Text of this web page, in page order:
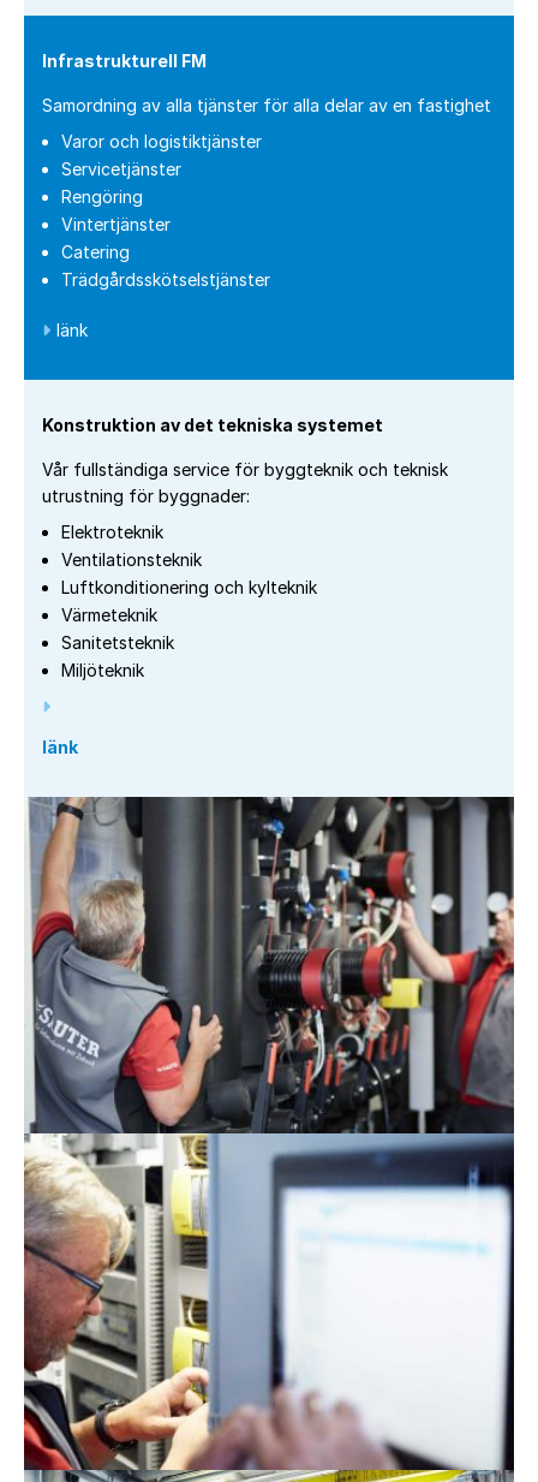
Infrastrukturell FM
Samordning av alla tjänster för alla delar av en fastighet
Varor och logistiktjänster
Servicetjänster
Rengöring
Vintertjänster
Catering
Trädgårdsskötselstjänster
länk
Konstruktion av det tekniska systemet
Vår fullständiga service för byggteknik och teknisk
utrustning för byggnader:
Elektroteknik
Ventilationsteknik
Luftkonditionering och kylteknik
Värmeteknik
Sanitetsteknik
Miljöteknik
länk